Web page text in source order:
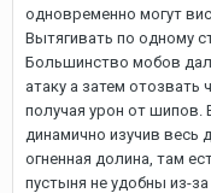
одновременно могут
Вытягивать по одному
Большинство мобов
атаку а затем отозвать
получая урон от
динамично изучив
огненная долина, там
пустыня не удобны из-